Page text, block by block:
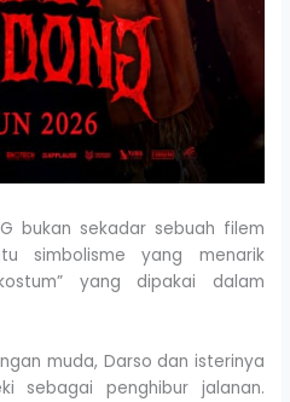
bukan sekadar sebuah filem
simbolisme yang menarik
yang dipakai dalam
muda, Darso dan isterinya
sebagai penghibur jalanan.